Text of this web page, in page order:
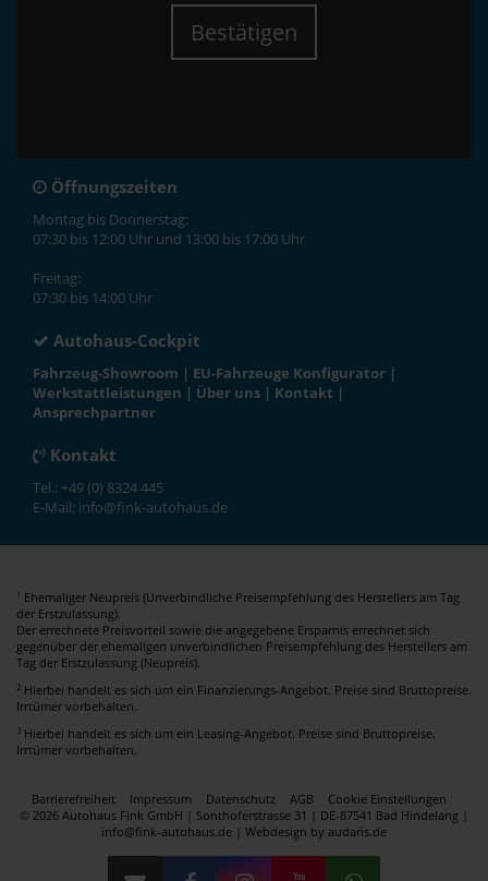
Bestätigen
Öffnungszeiten
Montag bis Donnerstag:
07:30 bis 12:00 Uhr und 13:00 bis 17:00 Uhr
Freitag:
07:30 bis 14:00 Uhr
Autohaus-Cockpit
Fahrzeug-Showroom | EU-Fahrzeuge Konfigurator |
Werkstattleistungen | Über uns | Kontakt |
Ansprechpartner
Kontakt
Tel.: +49 (0) 8324 445
E-Mail: info@fink-autohaus.de
1 Ehemaliger Neupreis (Unverbindliche Preisempfehlung des Herstellers am Tag
der Erstzulassung).
Der errechnete Preisvorteil sowie die angegebene Ersparnis errechnet sich
gegenüber der ehemaligen unverbindlichen Preisempfehlung des Herstellers am
Tag der Erstzulassung (Neupreis).
2 Hierbei handelt es sich um ein Finanzierungs-Angebot. Preise sind Bruttopreise.
Irrtümer vorbehalten.
3 Hierbei handelt es sich um ein Leasing-Angebot. Preise sind Bruttopreise.
Irrtümer vorbehalten.
Barrierefreiheit Impressum Datenschutz AGB
Cookie Einstellungen
© 2026 Autohaus Fink GmbH | Sonthoferstrasse 31 | DE-87541 Bad Hindelang |
info@fink-autohaus.de | Webdesign by audaris.de